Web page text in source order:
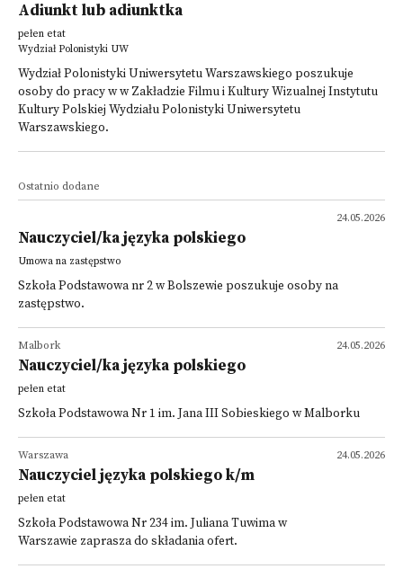
Adiunkt lub adiunktka
pełen etat
Wydział Polonistyki UW
Wydział Polonistyki Uniwersytetu Warszawskiego poszukuje
osoby do pracy w w Zakładzie Filmu i Kultury Wizualnej Instytutu
Kultury Polskiej Wydziału Polonistyki Uniwersytetu
Warszawskiego.
Ostatnio dodane
24.05.2026
Nauczyciel/ka języka polskiego
Umowa na zastępstwo
Szkoła Podstawowa nr 2 w Bolszewie poszukuje osoby na
zastępstwo.
24.05.2026
Malbork
Nauczyciel/ka języka polskiego
pełen etat
Szkoła Podstawowa Nr 1 im. Jana III Sobieskiego w Malborku
24.05.2026
Warszawa
Nauczyciel języka polskiego k/m
pełen etat
Szkoła Podstawowa Nr 234 im. Juliana Tuwima w
Warszawie zaprasza do składania ofert.